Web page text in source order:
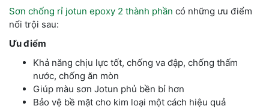
Sơn chống rỉ jotun epoxy 2 thành phần có những ưu điểm
nổi trội sau:
Ưu điểm
Khả năng chịu lực tốt, chống va đập, chống thấm
nước, chống ăn mòn
Giúp màu sơn Jotun phủ bền bỉ hơn
Bảo vệ bề mặt cho kim loại một cách hiệu quả